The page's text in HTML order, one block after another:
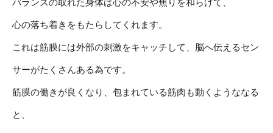
心の落ち着きをもたらしてくれます。
これは筋膜には外部の刺激をキャッチして、脳へ伝えるセン
サーがたくさんある為です。
筋膜の働きが良くなり、包まれている筋肉も動くようななる
と、